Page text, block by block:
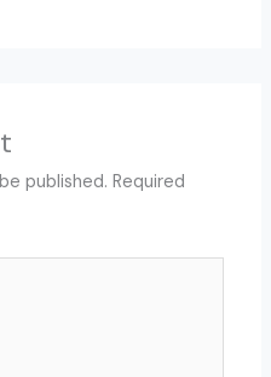
published. Required